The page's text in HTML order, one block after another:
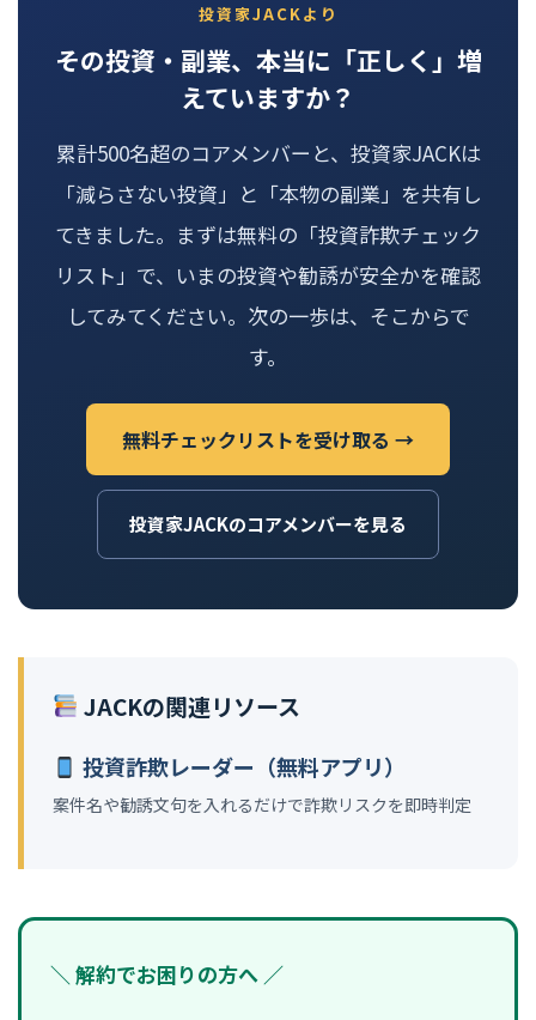
投資家JACKより
その投資・副業、本当に「正しく」増
えていますか？
累計500名超のコアメンバーと、投資家JACKは
「減らさない投資」と「本物の副業」を共有し
てきました。まずは無料の「投資詐欺チェック
リスト」で、いまの投資や勧誘が安全かを確認
してみてください。次の一歩は、そこからで
す。
無料チェックリストを受け取る →
投資家JACKのコアメンバーを見る
JACKの関連リソース
投資詐欺レーダー（無料アプリ）
案件名や勧誘文句を入れるだけで詐欺リスクを即時判定
＼ 解約でお困りの方へ ／